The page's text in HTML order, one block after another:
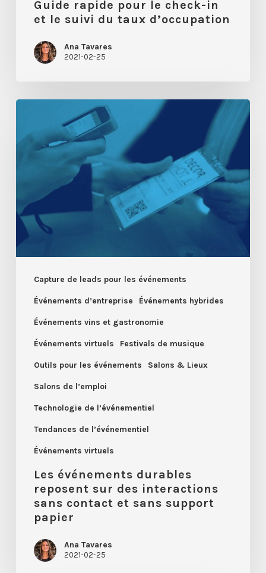
Guide rapide pour le check-in
et le suivi du taux d’occupation
Ana Tavares
2021-02-25
Capture de leads pour les événements
Événements d’entreprise Événements hybrides
Événements vins et gastronomie
Événements virtuels Festivals de musique
Outils pour les événements Salons & Lieux
Salons de l’emploi
Technologie de l’événementiel
Tendances de l’événementiel
Événements virtuels
événements
durables
des
interactions
sans
contact
sans
support
papier
Les événements durables
reposent sur des interactions
sans contact et sans support
papier
Ana Tavares
2021-02-25